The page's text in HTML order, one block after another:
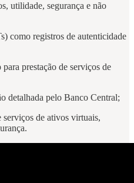
utilidade, segurança e não
como registros de autenticidade
prestação de serviços de
detalhada pelo Banco Central;
serviços de ativos virtuais,